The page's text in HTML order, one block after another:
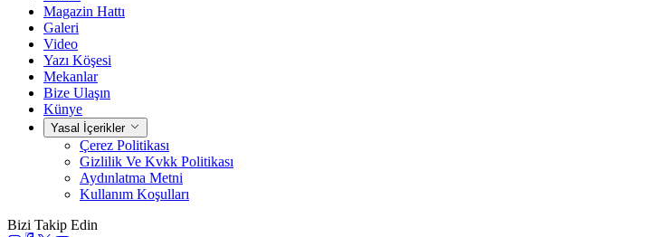
Magazin Hattı
Galeri
Video
Yazı Köşesi
Mekanlar
Bize Ulaşın
Künye
Yasal İçerikler
Çerez Politikası
Gizlilik Ve Kvkk Politikası
Aydınlatma Metni
Kullanım Koşulları
Bizi Takip Edin